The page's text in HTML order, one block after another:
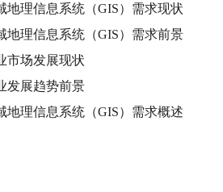
地理信息系统（GIS）需求现状
地理信息系统（GIS）需求前景
市场发展现状
发展趋势前景
地理信息系统（GIS）需求概述